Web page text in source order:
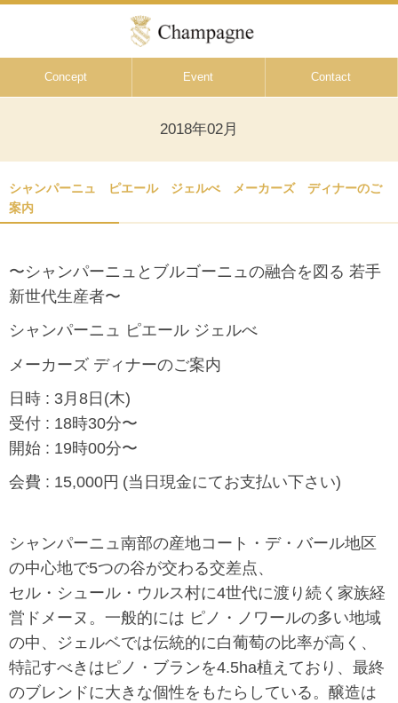
Concept Event Contact
2018年02月
シャンパーニュ ピエール ジェルべ メーカーズ ディナーのご
案内
〜シャンパーニュとブルゴーニュの融合を図る 若手
新世代生産者〜
シャンパーニュ ピエール ジェルべ
メーカーズ ディナーのご案内
日時 : 3月8日(木)
受付 : 18時30分〜
開始 : 19時00分〜
会費 : 15,000円 (当日現金にてお支払い下さい)
シャンパーニュ南部の産地コート・デ・バール地区
の中心地で5つの谷が交わる交差点、
セル・シュール・ウルス村に4世代に渡り続く家族経
営ドメーヌ。一般的には ピノ・ノワールの多い地域
の中、ジェルベでは伝統的に白葡萄の比率が高く、
特記すべきはピノ・ブランを4.5ha植えており、最終
のブレンドに大きな個性をもたらしている。醸造は